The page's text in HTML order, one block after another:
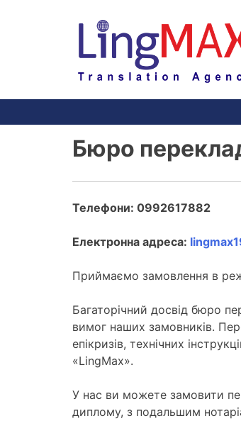
Бюро
Телефони: 0992617882
Електронна адреса:
Приймаємо замовлення в
Багаторічний досвід бюро
вимог наших замовників.
епікризів, технічних
«LingMax».
У нас ви можете замовити
диплому, з подальшим